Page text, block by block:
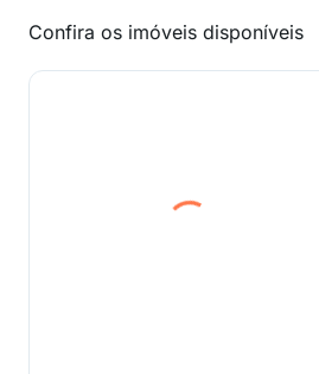
Confira os imóveis disponíveis